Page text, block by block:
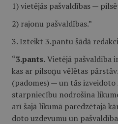
1) vietējās pašvaldības —
2) rajonu pašvaldības.”
3. Izteikt 3.pantu šādā
“3.pants.Vietējā pašvaldība
kas ar pilsoņu vēlētas
(padomes) — un tās
starpniecību nodrošina
arī šajā likumā paredzētajā
doto uzdevumu un